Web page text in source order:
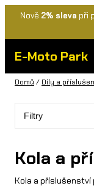
Nově 2% sleva při
E-Moto Park
Domů / Díly a
Filtry
Kola a
Kola a příslušenství